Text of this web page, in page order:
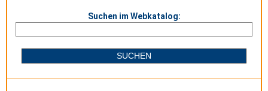
Suchen im Webkatalog: